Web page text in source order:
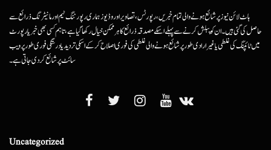
ہاٹ لائن نیوز پر شائع ہونے والی تمام خبریں، رپورٹس، تصاویر اور وڈیوز ہماری رپورٹنگ ٹیم اور مانیٹرنگ ذرائع سے
حاصل کی گئی ہیں۔ ان کو پبلش کرنے سے پہلے اسکے مصدقہ ذرائع کا ہرممکن خیال رکھا گیا ہے، تاہم کسی بھی خبر یا رپورٹ
میں ٹائپنگ کی غلطی یا غیرارادی طور پر شائع ہونے والی غلطی کی فوری اصلاح کرکے اسکی تردید یا درستگی فوری طور پر ویب
سائٹ پر شائع کردی جاتی ہے۔
Uncategorized